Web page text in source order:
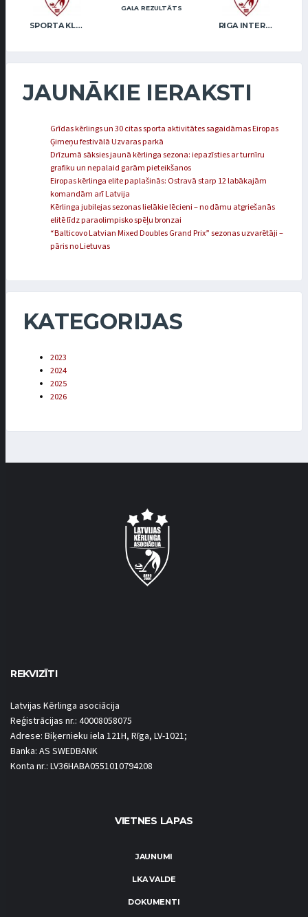
SPORTA KLUBA “OB” / FREIDENSONS RIGA INTERNATIONAL CURLING CLUB / GRAY
GALA REZULTĀTS
JAUNĀKIE IERAKSTI
Grīdas kērlings un 30 citas sporta aktivitātes sagaidāmas Eiropas
Ģimeņu festivālā Uzvaras parkā
Drīzumā sāksies jaunā kērlinga sezona: iepazīsties ar turnīru
grafiku un nepalaid garām pieteikšanos
Eiropas kērlinga elite paplašinās: Ostravā starp 12 labākajām
komandām arī Latvija
Kērlinga jubilejas sezonas lielākie lēcieni – no dāmu atgriešanās
elitē līdz paraolimpisko spēļu bronzai
“Balticovo Latvian Mixed Doubles Grand Prix” sezonas uzvarētāji –
pāris no Lietuvas
KATEGORIJAS
2023
2024
2025
2026
REKVIZĪTI
Latvijas Kērlinga asociācija
Reģistrācijas nr.: 40008058075
Adrese: Biķernieku iela 121H, Rīga, LV-1021;
Banka: AS SWEDBANK
Konta nr.: LV36HABA0551010794208
VIETNES LAPAS
JAUNUMI
LKA VALDE
DOKUMENTI